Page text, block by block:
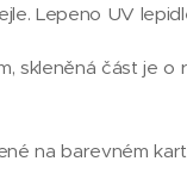
Lepeno UV
skleněná část je o
na barevném